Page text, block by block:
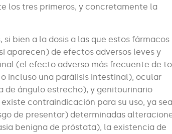
los tres primeros, y concretamente la
bien a la dosis a las que estos fármacos
aparecen) de efectos adversos leves y
(el efecto adverso más frecuente de
incluso una parálisis intestinal), ocular
de ángulo estrecho), y genitourinario
contraindicación para su uso, ya sea
de presentar) determinadas
benigna de próstata), la existencia de